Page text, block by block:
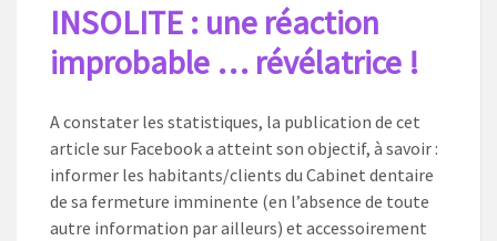
INSOLITE : une réaction
improbable … révélatrice !
A constater les statistiques, la publication de cet
article sur Facebook a atteint son objectif, à savoir :
informer les habitants/clients du Cabinet dentaire
de sa fermeture imminente (en l’absence de toute
autre information par ailleurs) et accessoirement